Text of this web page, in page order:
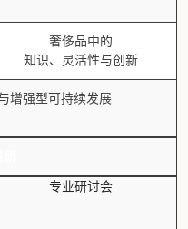
奢侈品中的
知识、灵活性与创新
增强型可持续发展
专业研讨会